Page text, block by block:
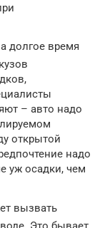
долгое время
– авто надо
открытой
надо
уж осадки, чем
вызвать